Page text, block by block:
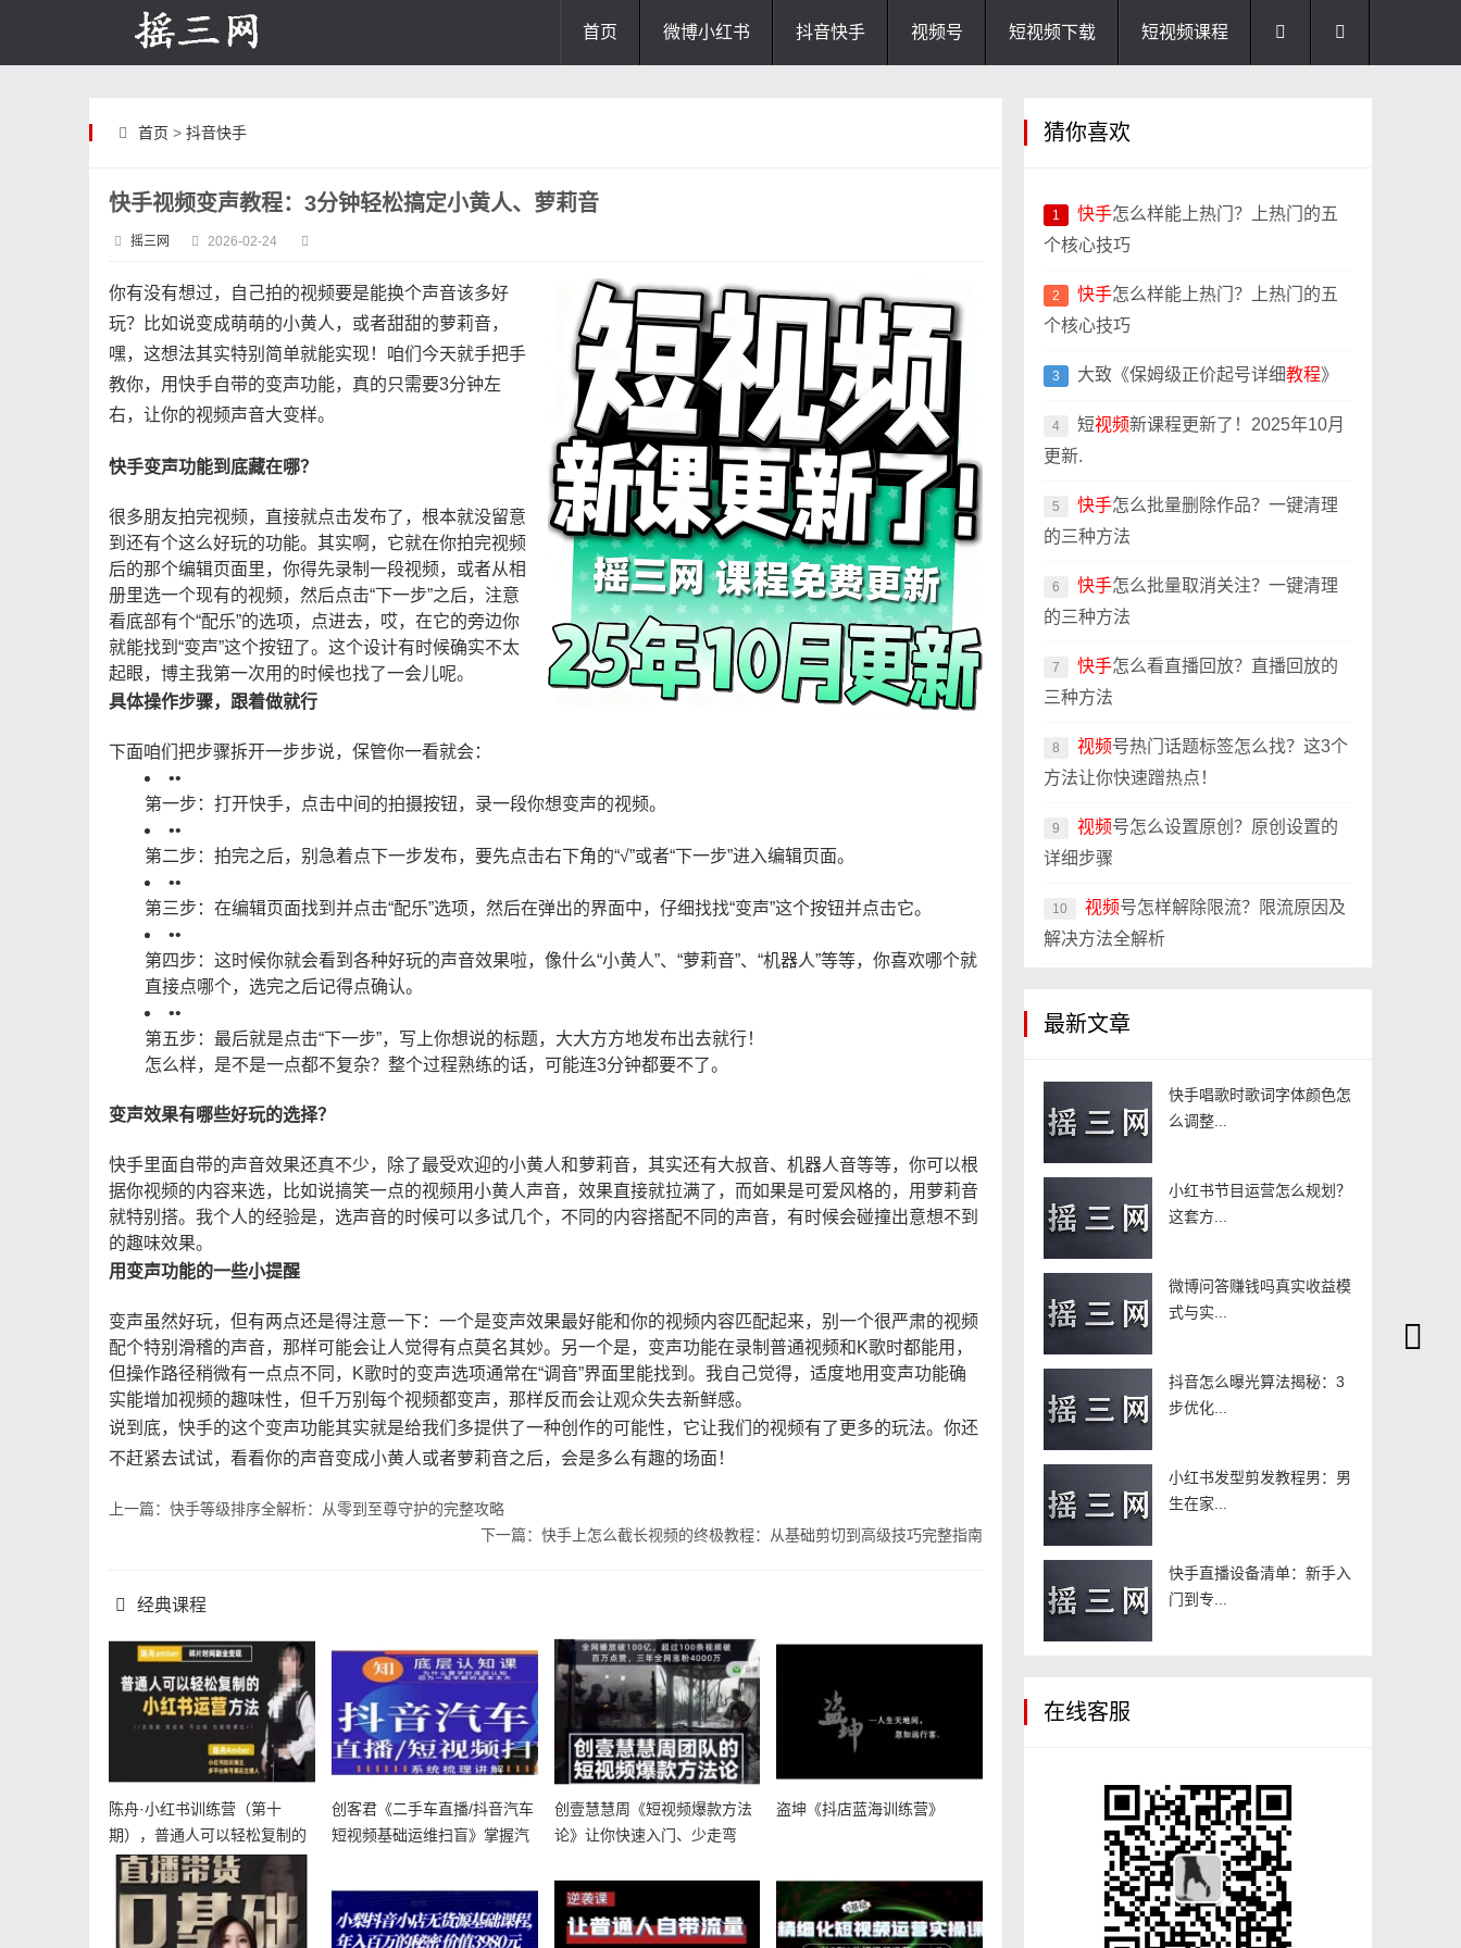
首页 微博小红书 抖音快手 视频号 短视频下载 短视频课程
首页 > 抖音快手
快手视频变声教程：3分钟轻松搞定小黄人、萝莉音
摇三网 2026-02-24
你有没有想过，自己拍的视频要是能换个声音该多好
玩？比如说变成萌萌的小黄人，或者甜甜的萝莉音，
嘿，这想法其实特别简单就能实现！咱们今天就手把手
教你，用快手自带的变声功能，真的只需要3分钟左
右，让你的视频声音大变样。
快手变声功能到底藏在哪？
很多朋友拍完视频，直接就点击发布了，根本就没留意
到还有个这么好玩的功能。其实啊，它就在你拍完视频
后的那个编辑页面里，你得先录制一段视频，或者从相
册里选一个现有的视频，然后点击“下一步”之后，注意
看底部有个“配乐”的选项，点进去，哎，在它的旁边你
就能找到“变声”这个按钮了。这个设计有时候确实不太
起眼，博主我第一次用的时候也找了一会儿呢。
具体操作步骤，跟着做就行
下面咱们把步骤拆开一步步说，保管你一看就会：
••
第一步：打开快手，点击中间的拍摄按钮，录一段你想变声的视频。
••
第二步：拍完之后，别急着点下一步发布，要先点击右下角的“√”或者“下一步”进入编辑页面。
••
第三步：在编辑页面找到并点击“配乐”选项，然后在弹出的界面中，仔细找找“变声”这个按钮并点击它。
••
第四步：这时候你就会看到各种好玩的声音效果啦，像什么“小黄人”、“萝莉音”、“机器人”等等，你喜欢哪个就
直接点哪个，选完之后记得点确认。
••
第五步：最后就是点击“下一步”，写上你想说的标题，大大方方地发布出去就行！
怎么样，是不是一点都不复杂？整个过程熟练的话，可能连3分钟都要不了。
变声效果有哪些好玩的选择？
快手里面自带的声音效果还真不少，除了最受欢迎的小黄人和萝莉音，其实还有大叔音、机器人音等等，你可以根
据你视频的内容来选，比如说搞笑一点的视频用小黄人声音，效果直接就拉满了，而如果是可爱风格的，用萝莉音
就特别搭。我个人的经验是，选声音的时候可以多试几个，不同的内容搭配不同的声音，有时候会碰撞出意想不到
的趣味效果。
用变声功能的一些小提醒
变声虽然好玩，但有两点还是得注意一下：一个是变声效果最好能和你的视频内容匹配起来，别一个很严肃的视频
配个特别滑稽的声音，那样可能会让人觉得有点莫名其妙。另一个是，变声功能在录制普通视频和K歌时都能用，
但操作路径稍微有一点点不同，K歌时的变声选项通常在“调音”界面里能找到。我自己觉得，适度地用变声功能确
实能增加视频的趣味性，但千万别每个视频都变声，那样反而会让观众失去新鲜感。
说到底，快手的这个变声功能其实就是给我们多提供了一种创作的可能性，它让我们的视频有了更多的玩法。你还
不赶紧去试试，看看你的声音变成小黄人或者萝莉音之后，会是多么有趣的场面！
上一篇：快手等级排序全解析：从零到至尊守护的完整攻略
下一篇：快手上怎么截长视频的终极教程：从基础剪切到高级技巧完整指南
经典课程
陈舟·小红书训练营（第十
期），普通人可以轻松复制的
小红书运营
创客君《二手车直播/抖音汽车
短视频基础运维扫盲》掌握汽
创壹慧慧周《短视频爆款方法
论》让你快速入门、少走弯
盗坤《抖店蓝海训练营》
猜你喜欢
1 快手怎么样能上热门？上热门的五
个核心技巧
2 快手怎么样能上热门？上热门的五
个核心技巧
3 大致《保姆级正价起号详细教程》
4 短视频新课程更新了！2025年10月
更新.
5 快手怎么批量删除作品？一键清理
的三种方法
6 快手怎么批量取消关注？一键清理
的三种方法
7 快手怎么看直播回放？直播回放的
三种方法
8 视频号热门话题标签怎么找？这3个
方法让你快速蹭热点！
9 视频号怎么设置原创？原创设置的
详细步骤
10 视频号怎样解除限流？限流原因及
解决方法全解析
最新文章
快手唱歌时歌词字体颜色怎
么调整...
小红书节目运营怎么规划？
这套方...
微博问答赚钱吗真实收益模
式与实...
抖音怎么曝光算法揭秘：3
步优化...
小红书发型剪发教程男：男
生在家...
快手直播设备清单：新手入
门到专...
在线客服